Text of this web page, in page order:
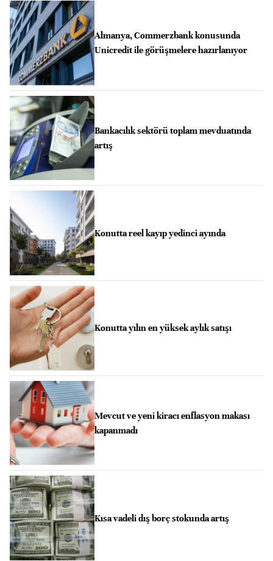
Almanya, Commerzbank konusunda
Unicredit ile görüşmelere hazırlanıyor
Bankacılık sektörü toplam mevduatında
artış
Konutta reel kayıp yedinci ayında
Konutta yılın en yüksek aylık satışı
Mevcut ve yeni kiracı enflasyon makası
kapanmadı
Kısa vadeli dış borç stokunda artış